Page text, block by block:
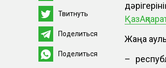
Твитнуть
Поделиться
Поделиться
Жаңа
–